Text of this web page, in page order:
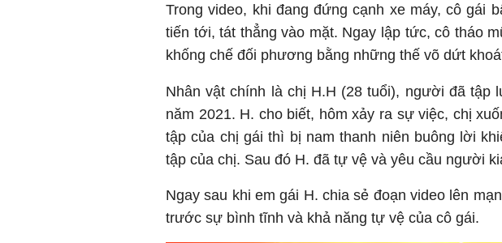
Trong video, khi đang đứng cạnh xe máy, cô gái
tiến tới, tát thẳng vào mặt. Ngay lập tức, cô tháo
khống chế đối phương bằng những thế võ dứt
Nhân vật chính là chị H.H (28 tuổi), người đã tập
năm 2021. H. cho biết, hôm xảy ra sự việc, chị
tập của chị gái thì bị nam thanh niên buông lời
tập của chị. Sau đó H. đã tự vệ và yêu cầu người
Ngay sau khi em gái H. chia sẻ đoạn video lên
trước sự bình tĩnh và khả năng tự vệ của cô gái.